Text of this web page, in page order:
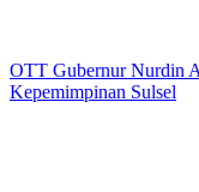
OTT Gubernur Nurdin
Kepemimpinan Sulsel